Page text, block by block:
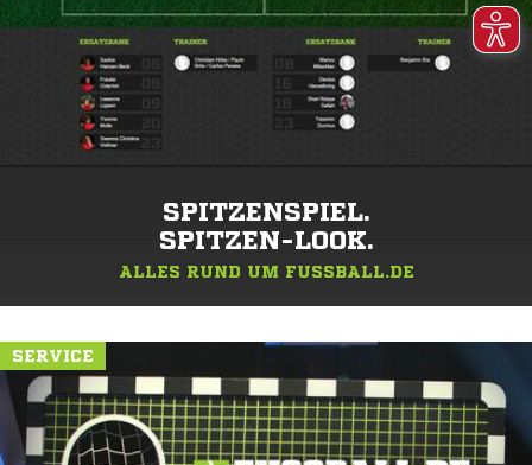
SPITZENSPIEL.
SPITZEN-LOOK.
ALLES RUND UM FUSSBALL.DE
SERVICE